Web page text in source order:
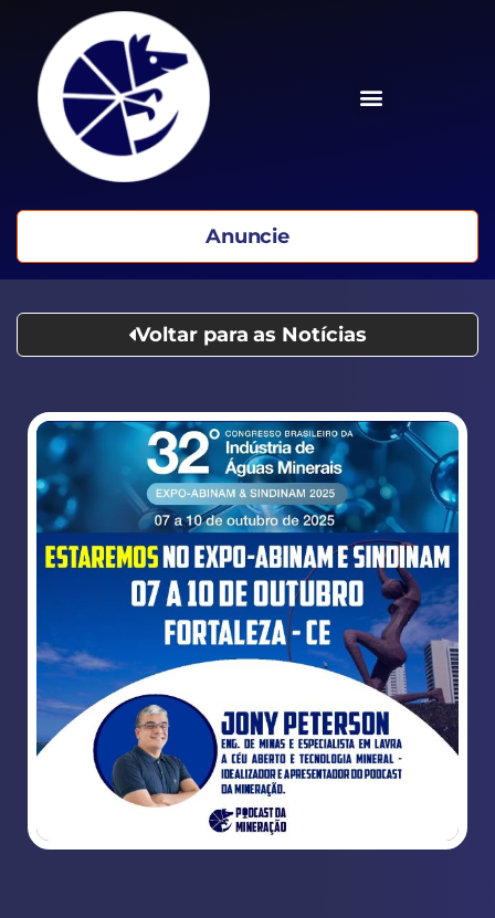
Anuncie
Voltar para as Notícias